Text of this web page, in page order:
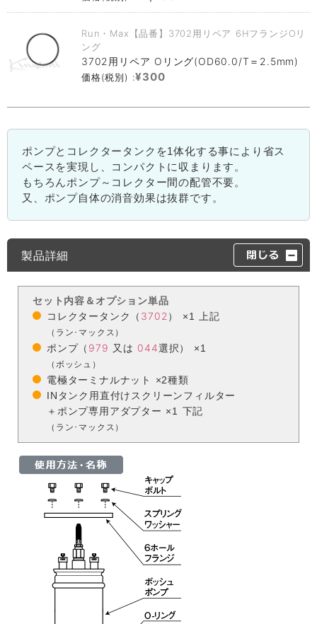
Run・Max【品番】3702用リペア 6HフランジOリ
ング
3702用リペア Oリング(OD60.0/T＝2.5mm)
価格(税別) :¥300
ポンプとコレクタータンクを1体化する事により省ス
ペースを実現し、コンパクトに収まります。
もちろんポンプ～コレクター間の配管不要。
又、ポンプ自体の消音効果は抜群です。
製品詳細
セット内容＆オプション単品
コレクタータンク（ 3702 ） ×1 上記
（ラン･マックス）
ポンプ（ 979 又は 044選択） ×1
（ボッシュ）
電極ターミナルナット ×2種類
INタンク用直付けスクリーンフィルター
＋ポンプ専用アダプター ×1 下記
（ラン･マックス）